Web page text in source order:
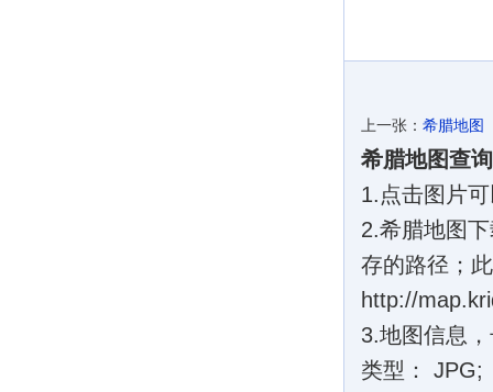
上一张： 希腊地图
希腊地图查
1.点击图片
2.希腊地图
存的路径；
http://
3.地图信息
类型： JPG;